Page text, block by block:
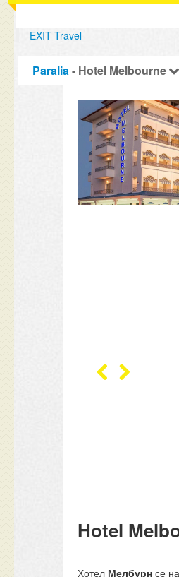
EXIT Travel
Paralia- Hotel Melbourne
Hotel
Хотел Мелбурн се